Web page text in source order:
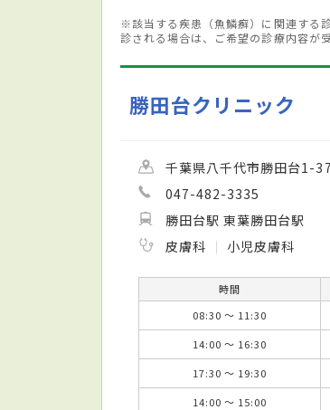
※該当する疾患（魚鱗癬）に関連する
診される場合は、ご希望の診療内容が
勝田台クリニック
千葉県八千代市勝田台1-
047-482-3335
勝田台駅 東葉勝田台駅
皮膚科
小児皮膚科
時間
08:30 ～ 11:30
14:00 ～ 16:30
17:30 ～ 19:30
14:00 ～ 15:00